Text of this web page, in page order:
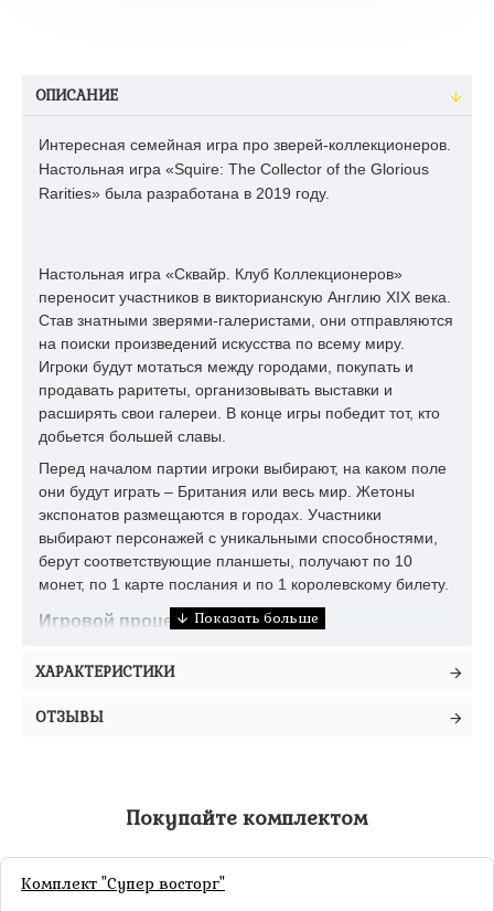
ОПИСАНИЕ
Интересная семейная игра про зверей-коллекционеров.
Настольная игра «Squire: The Collector of the Glorious
Rarities» была разработана в 2019 году.
Настольная игра «Сквайр. Клуб Коллекционеров»
переносит участников в викторианскую Англию XIX века.
Став знатными зверями-галеристами, они отправляются
на поиски произведений искусства по всему миру.
Игроки будут мотаться между городами, покупать и
продавать раритеты, организовывать выставки и
расширять свои галереи. В конце игры победит тот, кто
добьется большей славы.
Перед началом партии игроки выбирают, на каком поле
они будут играть – Британия или весь мир. Жетоны
экспонатов размещаются в городах. Участники
выбирают персонажей с уникальными способностями,
берут соответствующие планшеты, получают по 10
монет, по 1 карте послания и по 1 королевскому билету.
Игровой процесс
5 действий в таком порядке:
Перемещение персонажа. Перемещаясь между
Покупка или продажа 1 экспоната в текущем городе.
Экспонат покупается и продается с игрового поля.
Стоимость покупки/продажи зависит от положения
ХАРАКТЕРИСТИКИ
ОТЗЫВЫ
Покупайте комплектом
Комплект "Супер восторг"